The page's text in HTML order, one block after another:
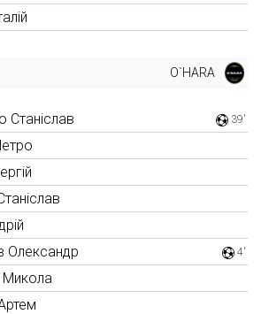
O`HARA
Станіслав 39'
Олександр 4'
Микола